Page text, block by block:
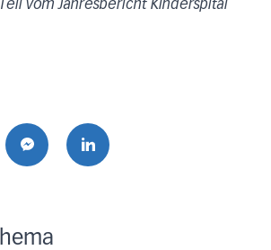
vom Jahresbericht Kinderspital